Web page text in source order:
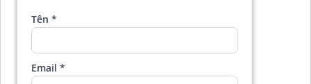
Tên *
Email *